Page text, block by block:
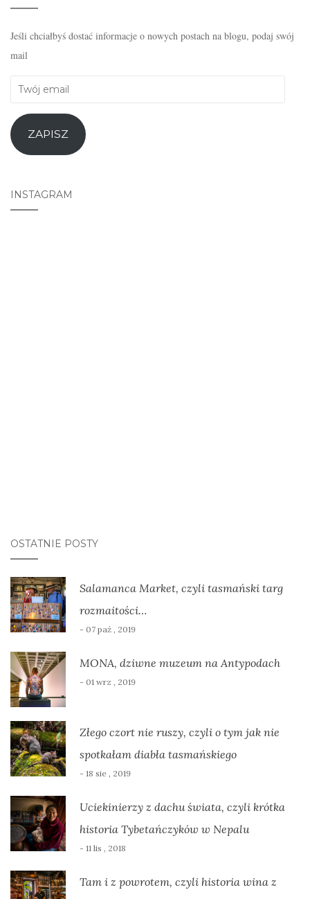
Jeśli chciałbyś dostać informacje o nowych postach na blogu, podaj swój
mail
Twój
ZAPISZ
INSTAGRAM
OSTATNIE POSTY
Salamanca Market, czyli tasmański targ
rozmaitości…
- 07 paź , 2019
MONA, dziwne muzeum na Antypodach
- 01 wrz , 2019
Złego czort nie ruszy, czyli o tym jak nie
spotkałam diabła tasmańskiego
- 18 sie , 2019
Uciekinierzy z dachu świata, czyli krótka
historia Tybetańczyków w Nepalu
- 11 lis , 2018
Tam i z powrotem, czyli historia wina z